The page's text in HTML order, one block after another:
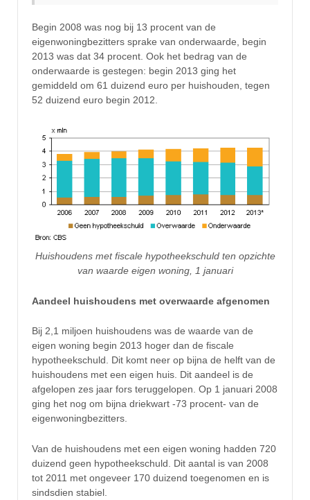
Begin 2008 was nog bij 13 procent van de
eigenwoningbezitters sprake van onderwaarde, begin
2013 was dat 34 procent. Ook het bedrag van de
onderwaarde is gestegen: begin 2013 ging het
gemiddeld om 61 duizend euro per huishouden, tegen
52 duizend euro begin 2012.
Huishoudens met fiscale hypotheekschuld ten opzichte
van waarde eigen woning, 1 januari
Aandeel huishoudens met overwaarde afgenomen
Bij 2,1 miljoen huishoudens was de waarde van de
eigen woning begin 2013 hoger dan de fiscale
hypotheekschuld. Dit komt neer op bijna de helft van de
huishoudens met een eigen huis. Dit aandeel is de
afgelopen zes jaar fors teruggelopen. Op 1 januari 2008
ging het nog om bijna driekwart -73 procent- van de
eigenwoningbezitters.
Van de huishoudens met een eigen woning hadden 720
duizend geen hypotheekschuld. Dit aantal is van 2008
tot 2011 met ongeveer 170 duizend toegenomen en is
sindsdien stabiel.